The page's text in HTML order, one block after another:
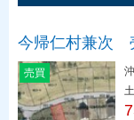
今帰仁村兼次
売買